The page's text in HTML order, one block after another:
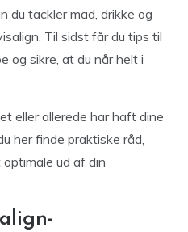
du tackler mad, drikke og
Til sidst får du tips til
og sikre, at du når helt i
eller allerede har haft dine
her finde praktiske råd,
ud af din